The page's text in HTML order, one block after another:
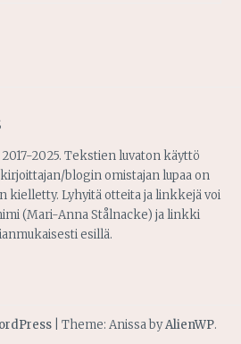
2025. Tekstien luvaton käyttö
blogin omistajan lupaa on
kielletty. Lyhyitä otteita ja linkkejä voi
(Mari-Anna Stålnacke) ja linkki
esillä.
Theme: Anissa byAlienWP.